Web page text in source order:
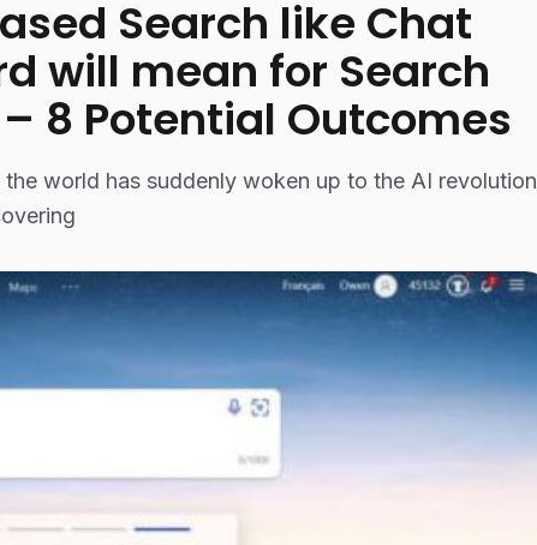
Search like Chat
will mean for Search
8 Potential Outcomes
world has suddenly woken up to the AI revolution